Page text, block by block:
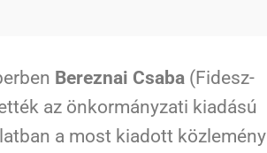
Bereznai Csaba (Fidesz-
az önkormányzati kiadású
a most kiadott közlemény